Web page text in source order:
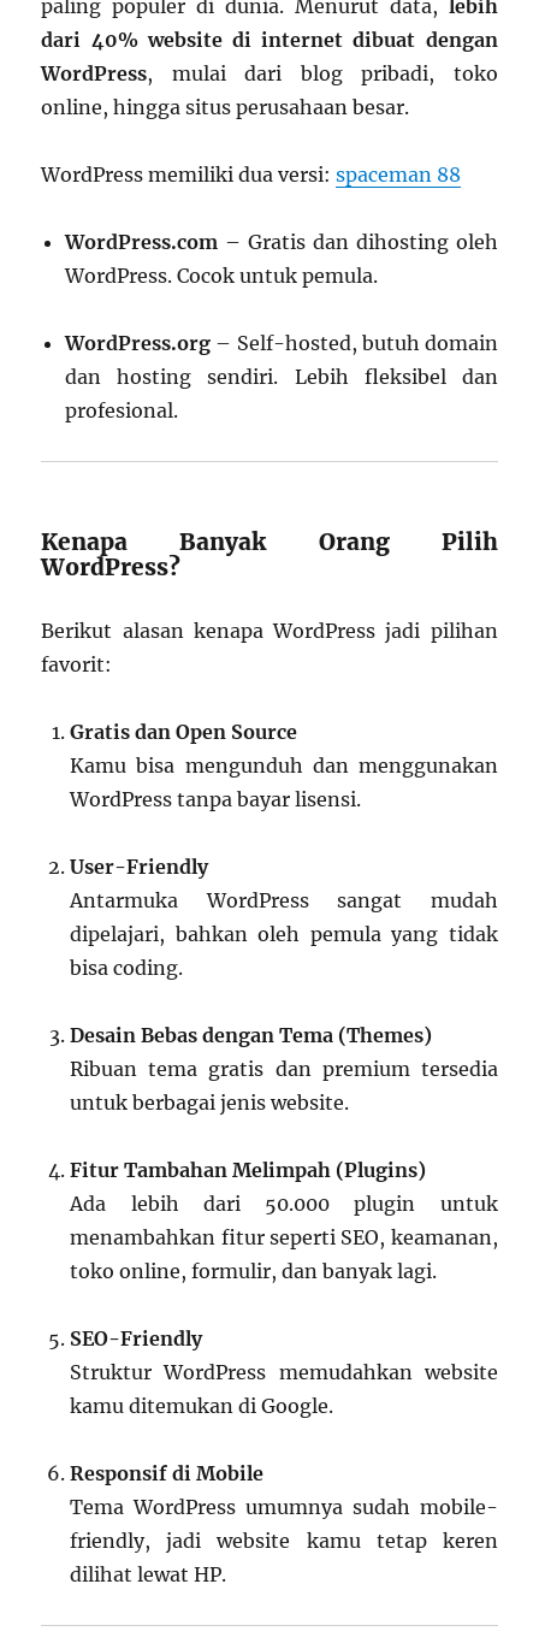
paling populer di dunia. Menurut data,
lebih
dari 40% website di internet dibuat dengan
WordPress, mulai dari blog pribadi, toko
online, hingga situs perusahaan besar.
WordPress memiliki dua versi:spaceman 88
WordPress.com – Gratis dan dihosting oleh
WordPress. Cocok untuk pemula.
WordPress.org – Self-hosted, butuh domain
dan hosting sendiri. Lebih fleksibel dan
profesional.
Kenapa Banyak Orang Pilih
WordPress?
Berikut alasan kenapa WordPress jadi pilihan
favorit:
Gratis dan Open Source
Kamu bisa mengunduh dan menggunakan
WordPress tanpa bayar lisensi.
User-Friendly
Antarmuka WordPress sangat mudah
dipelajari, bahkan oleh pemula yang tidak
bisa coding.
Desain Bebas dengan Tema (Themes)
Ribuan tema gratis dan premium tersedia
untuk berbagai jenis website.
Fitur Tambahan Melimpah (Plugins)
Ada lebih dari 50.000 plugin untuk
menambahkan fitur seperti SEO, keamanan,
toko online, formulir, dan banyak lagi.
SEO-Friendly
Struktur WordPress memudahkan website
kamu ditemukan di Google.
Responsif di Mobile
Tema WordPress umumnya sudah mobile-
friendly, jadi website kamu tetap keren
dilihat lewat HP.